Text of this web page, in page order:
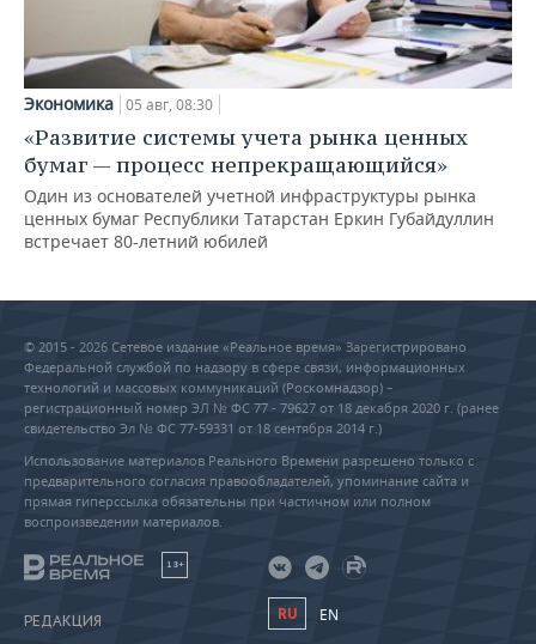
Экономика 05 авг, 08:30
«Развитие системы учета рынка ценных
бумаг — процесс непрекращающийся»
Один из основателей учетной инфраструктуры рынка
ценных бумаг Республики Татарстан Еркин Губайдуллин
встречает 80-летний юбилей
© 2015 - 2026 Сетевое издание «Реальное время» Зарегистрировано
Федеральной службой по надзору в сфере связи, информационных
технологий и массовых коммуникаций (Роскомнадзор) –
регистрационный номер ЭЛ № ФС 77 - 79627 от 18 декабря 2020 г. (ранее
свидетельство Эл № ФС 77-59331 от 18 сентября 2014 г.)
Использование материалов Реального Времени разрешено только с
предварительного согласия правообладателей, упоминание сайта и
прямая гиперссылка обязательны при частичном или полном
воспроизведении материалов.
18+
РЕДАКЦИЯ
RU EN